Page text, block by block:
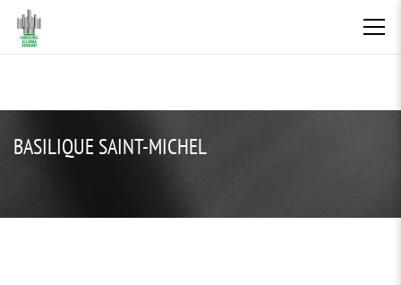
BASILIQUE SAINT-MICHEL